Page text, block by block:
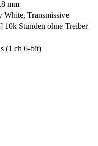
mm
Transmissive
Stunden ohne Treiber
(1 ch 6-bit)